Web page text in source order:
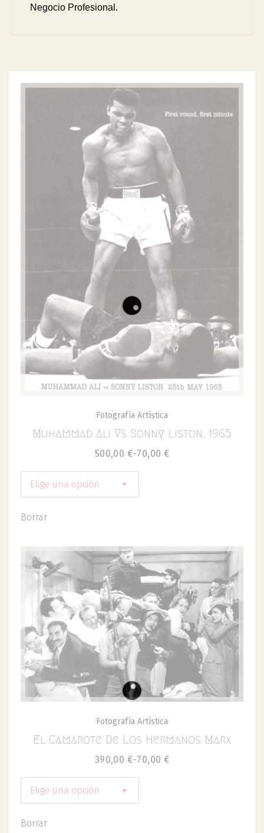
Negocio Profesional.
Fotografía Artística
Muhammad Ali Vs Sonny Liston. 1965
70,00 €
-
500,00 €
Elige una opción
Borrar
Fotografía Artística
El Camarote De Los Hermanos Marx
70,00 €
-
390,00 €
Elige una opción
Borrar